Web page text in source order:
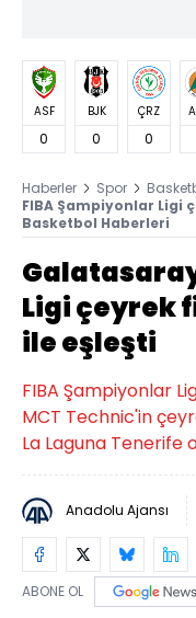
ASF
0
BJK
0
ÇRZ
0
Haberler Spor
FIBA Şampiyonlar Ligi
Basketbol Haberleri
Ligi çeyrek
ile eşleşti
FIBA Şampiyonlar
MCT Technic'in
La Laguna Tenerife
Anadolu Ajansı
ABONE OL